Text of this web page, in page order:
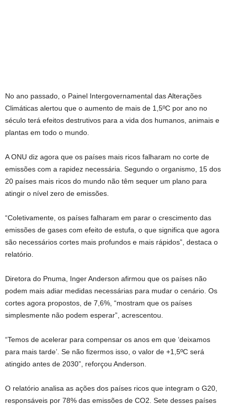
No ano passado, o Painel Intergovernamental das Alterações
Climáticas alertou que o aumento de mais de 1,5ºC por ano no
século terá efeitos destrutivos para a vida dos humanos, animais e
plantas em todo o mundo.
A ONU diz agora que os países mais ricos falharam no corte de
emissões com a rapidez necessária. Segundo o organismo, 15 dos
20 países mais ricos do mundo não têm sequer um plano para
atingir o nível zero de emissões.
“Coletivamente, os países falharam em parar o crescimento das
emissões de gases com efeito de estufa, o que significa que agora
são necessários cortes mais profundos e mais rápidos”, destaca o
relatório.
Diretora do Pnuma, Inger Anderson afirmou que os países não
podem mais adiar medidas necessárias para mudar o cenário. Os
cortes agora propostos, de 7,6%, “mostram que os países
simplesmente não podem esperar”, acrescentou.
“Temos de acelerar para compensar os anos em que ‘deixamos
para mais tarde’. Se não fizermos isso, o valor de +1,5ºC será
atingido antes de 2030”, reforçou Anderson.
O relatório analisa as ações dos países ricos que integram o G20,
responsáveis por 78% das emissões de CO2. Sete desses países